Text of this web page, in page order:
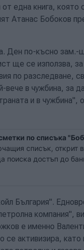
една книга, която
Атанас Бобоков
Ден по-късно
ще се използва,
по разследване,
вече в чужбина, за
и в чужбина",
по списъка
списък, открит
поиска достъп до
хора. Това стана
България".
компания",
е именно
активизира, като